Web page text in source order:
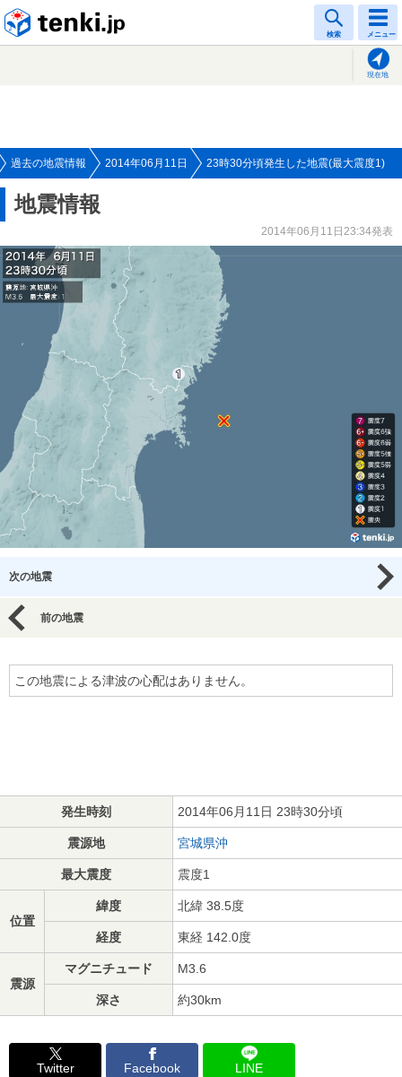
検索 メニュー
現在地
過去の地震情報 2014年06月11日 23時30分頃発生した地震(最大震度1)
地震情報
2014年06月11日23:34発表
次の地震
前の地震
この地震による津波の心配はありません。
発生時刻 2014年06月11日 23時30分頃
震源地 宮城県沖
最大震度 震度1
位置
緯度 北緯 38.5度
経度 東経 142.0度
震源
マグニチュード M3.6
深さ 約30km
Twitter Facebook LINE